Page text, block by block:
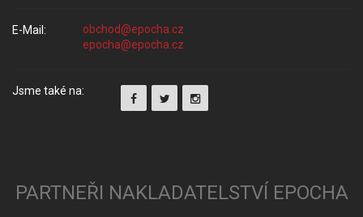
E-Mail:
Jsme také na:
PARTNEŘI NAKLADATELSTVÍ EPOCHA